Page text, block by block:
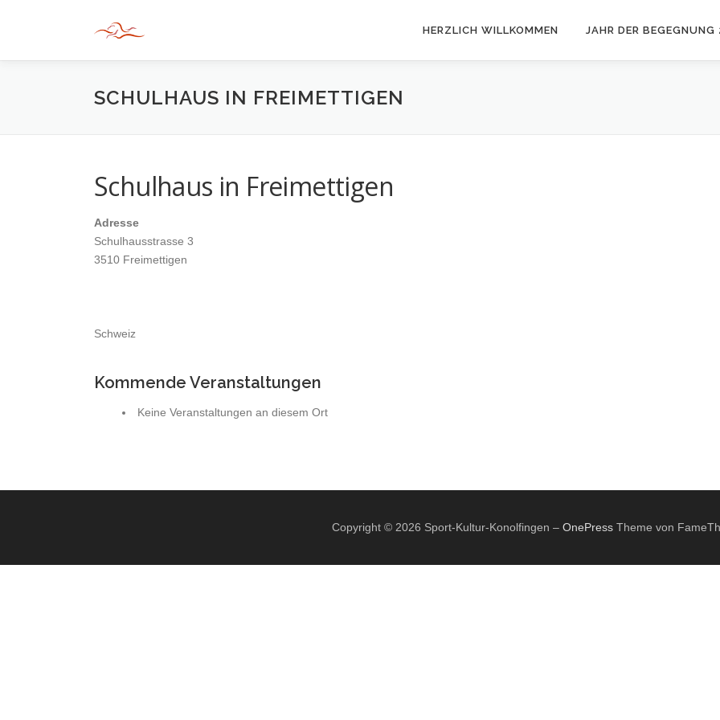
HERZLICH WILLKOMMEN JAHR DER
SCHULHAUS IN FREIMETTIGEN
Schulhaus in Freimettigen
Adresse
Schulhausstrasse 3
3510 Freimettigen
Schweiz
Kommende Veranstaltungen
Keine Veranstaltungen an diesem Ort
Copyright © 2026 Sport-Kultur-Konolfingen – OnePressTheme von